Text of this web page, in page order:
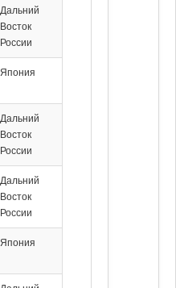
Дальний
Восток
России
Япония
Дальний
Восток
России
Дальний
Восток
России
Япония